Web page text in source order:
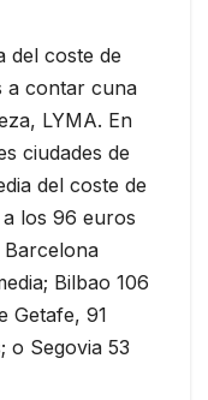
del coste de
a contar cuna
LYMA. En
ciudades de
del coste de
los 96 euros
Barcelona
Bilbao 106
Getafe, 91
o Segovia 53